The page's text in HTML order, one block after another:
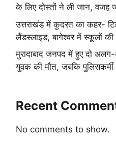
के लिए दोस्तों ने ली जान, वजह
उत्तराखंड में कुदरत का कहर-
लैंडस्लाइड, बागेश्वर में स्कूलों
मुरादाबाद जनपद में हुए दो
युवक की मौत, जबकि
Recent
No comments to show.